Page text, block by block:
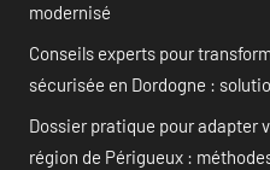
modernisé
Conseils experts pour
sécurisée en Dordogne :
Dossier pratique pour adapter
région de Périgueux :